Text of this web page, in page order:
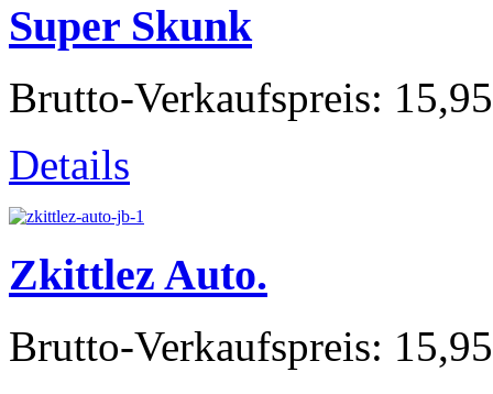
Super Skunk
Brutto-Verkaufspreis:
Details
Zkittlez Auto.
Brutto-Verkaufspreis: